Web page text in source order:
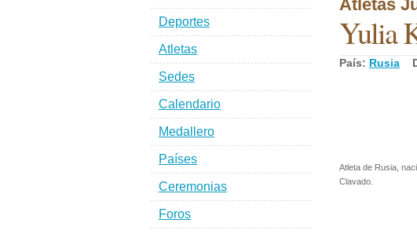
Atletas
Yulia
País: Rusia
Atleta de Rusia,
Clavado.
Deportes
Atletas
Sedes
Calendario
Medallero
Países
Ceremonias
Foros